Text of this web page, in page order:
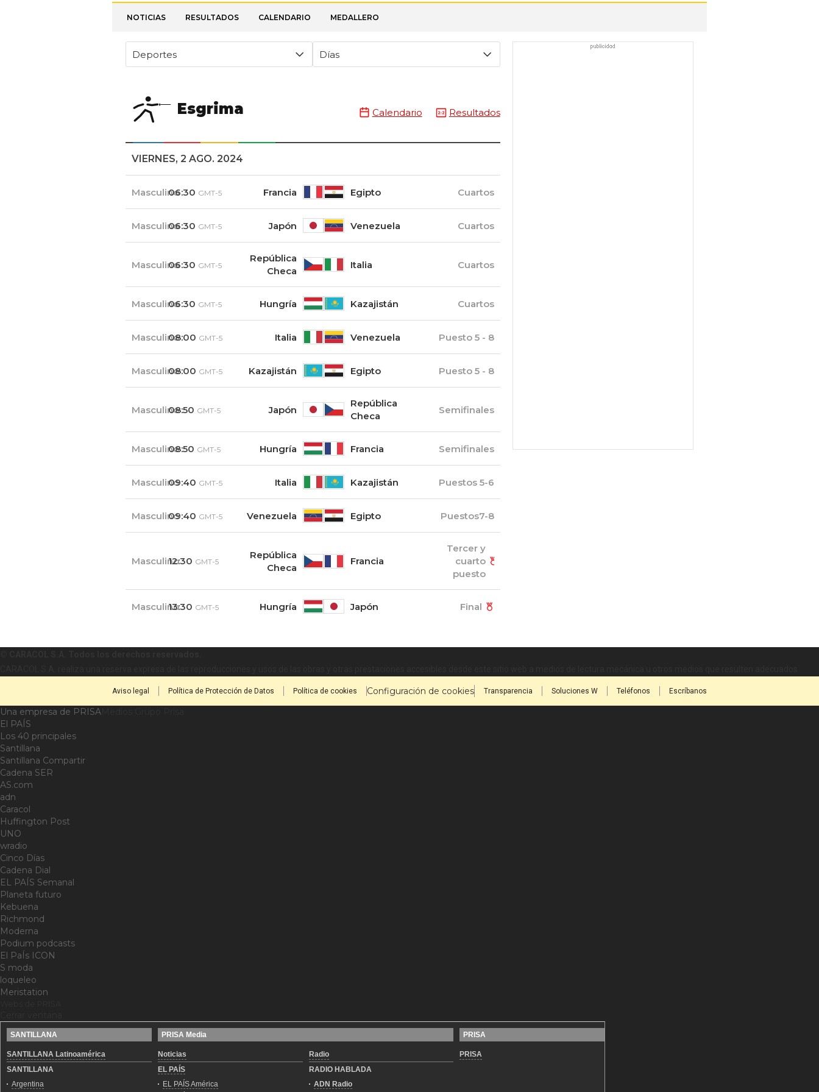
NOTICIAS RESULTADOS CALENDARIO MEDALLERO
Deportes Días
Esgrima Calendario Resultados
VIERNES, 2 AGO. 2024
Masculino06:30 GMT-5 Francia Egipto Cuartos
Masculino06:30 GMT-5 Japón Venezuela Cuartos
Masculino06:30 GMT-5
República
Checa
Italia Cuartos
Masculino06:30 GMT-5 Hungría Kazajistán Cuartos
Masculino08:00 GMT-5 Italia Venezuela Puesto 5 - 8
Masculino08:00 GMT-5 Kazajistán Egipto Puesto 5 - 8
Masculino08:50 GMT-5 Japón
República
Checa
Semifinales
Masculino08:50 GMT-5 Hungría Francia Semifinales
Masculino09:40 GMT-5 Italia Kazajistán Puestos 5-6
Masculino09:40 GMT-5 Venezuela Egipto Puestos7-8
Masculino12:30 GMT-5
República
Checa
Francia
Tercer y
cuarto
puesto
Masculino13:30 GMT-5 Hungría Japón Final
Aviso legal Política de Protección de Datos Política de cookies Configuración de cookies Transparencia Soluciones W Teléfonos Escríbanos
Una empresa de PRISA
El PAÍS
Los 40 principales
Santillana
Santillana Compartir
Cadena SER
AS.com
adn
Caracol
Huffington Post
UNO
wradio
Cinco Días
Cadena Dial
EL PAÍS Semanal
Planeta futuro
Kebuena
Richmond
Moderna
Podium podcasts
El PaÍs ICON
S moda
loqueleo
Meristation